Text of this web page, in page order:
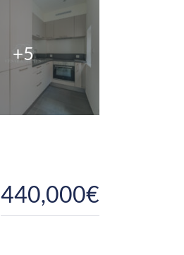
+5
440,000€